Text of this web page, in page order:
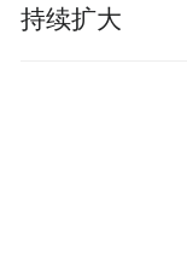
持续扩大